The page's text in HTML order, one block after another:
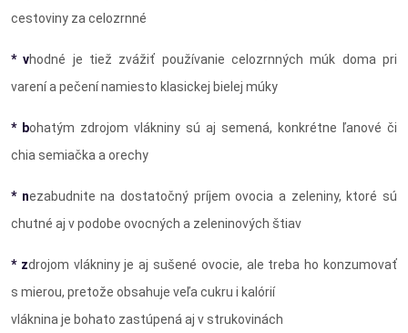
cestoviny za celozrnné
* vhodné je tiež zvážiť používanie celozrnných múk doma pri
varení a pečení namiesto klasickej bielej múky
* bohatým zdrojom vlákniny sú aj semená, konkrétne ľanové či
chia semiačka a orechy
* nezabudnite na dostatočný príjem ovocia a zeleniny, ktoré sú
chutné aj v podobe ovocných a zeleninových štiav
* zdrojom vlákniny je aj sušené ovocie, ale treba ho konzumovať
s mierou, pretože obsahuje veľa cukru i kalórií
vláknina je bohato zastúpená aj v strukovinách